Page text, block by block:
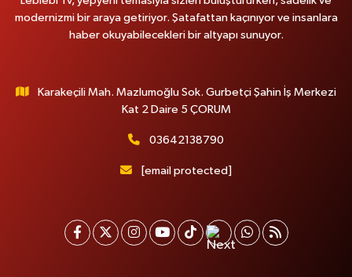
modernizmi bir araya getiriyor. Şatafattan kaçınıyor ve insanlara
haber okuyabilecekleri bir altyapı sunuyor.
Karakeçili Mah. Mazlumoğlu Sok. Gurbetçi Şahin İş Merkezi
Kat 2 Daire 5 ÇORUM
03642138790
[email protected]